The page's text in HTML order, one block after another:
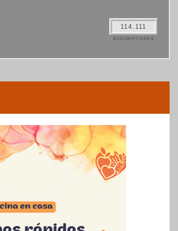
114.111
SUSCRIPTORES